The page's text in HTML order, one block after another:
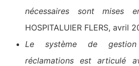
nécessaires sont mises
HOSPITALUIER FLERS, avril
Le système de
réclamations est articulé